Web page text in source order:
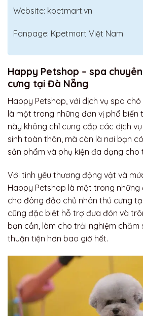
Website: kpetmart.vn
Fanpage: Kpetmart Việt Nam
Happy Petshop – spa
cưng tại Đà Nẵng
Happy Petshop, với dịch vụ spa chó
là một trong những đơn vị phổ biến
này không chỉ cung cấp các dịch
sinh toàn thân, mà còn là nơi bạn
sản phẩm và phụ kiện đa dạng cho
Với tình yêu thương động vật và
Happy Petshop là một trong những
cho đông đảo chủ nhân thú cưng
cũng đặc biệt hỗ trợ đưa đón và
bạn cần, làm cho trải nghiệm
thuận tiện hơn bao giờ hết.